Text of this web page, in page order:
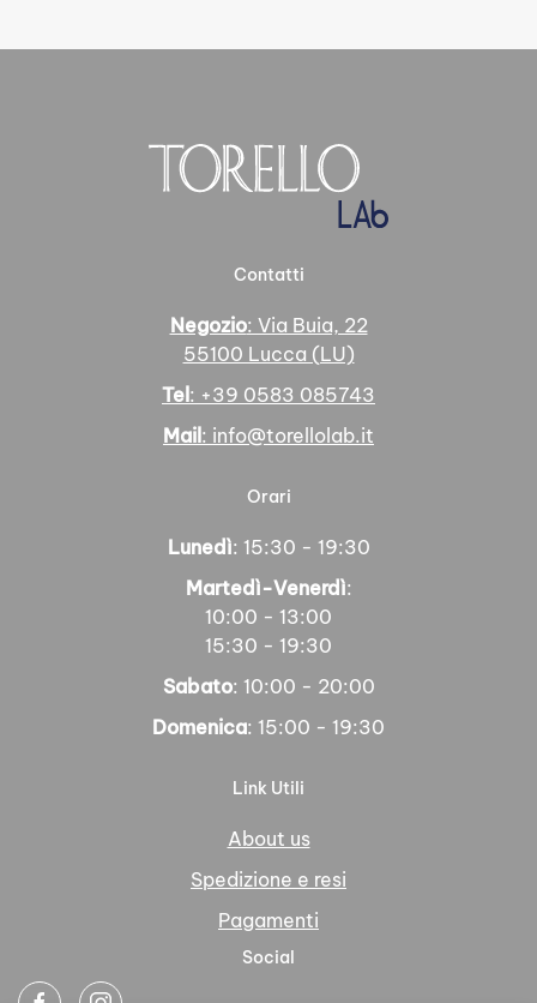
Contatti
Negozio: Via Buia, 22
55100 Lucca (LU)
Tel : +39 0583 085743
Mail : info@torellolab.it
Orari
Lunedì: 15:30 - 19:30
Martedì-Venerdì:
10:00 - 13:00
15:30 - 19:30
Sabato: 10:00 - 20:00
Domenica: 15:00 - 19:30
Link Utili
About us
Spedizione e resi
Pagamenti
Social